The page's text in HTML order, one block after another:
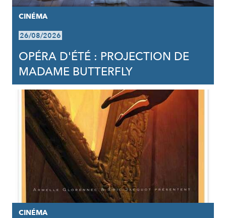
CINÉMA
26/08/2026
OPÉRA D'ÉTÉ : PROJECTION DE
MADAME BUTTERFLY
CINÉMA